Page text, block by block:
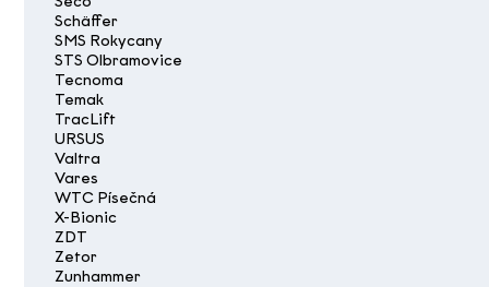
Schäffer
SMS Rokycany
STS Olbramovice
Tecnoma
Temak
TracLift
URSUS
Valtra
Vares
WTC Písečná
X-Bionic
ZDT
Zetor
Zunhammer